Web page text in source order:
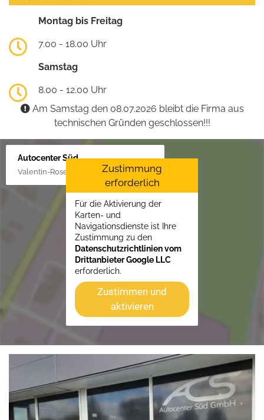
Montag bis Freitag
7.00 - 18.00 Uhr
Samstag
8.00 - 12.00 Uhr
Am Samstag den 08.07.2026 bleibt die Firma aus
technischen Gründen geschlossen!!!
Autocenter Süd
Valentin-Rose-Str. 3, 16816 Neuruppin
Zustimmung
erforderlich
Für die Aktivierung der
Karten- und
Navigationsdienste ist Ihre
Zustimmung zu den
Datenschutzrichtlinien vom
Drittanbieter Google LLC
erforderlich.
Zustimmen und
aktivieren